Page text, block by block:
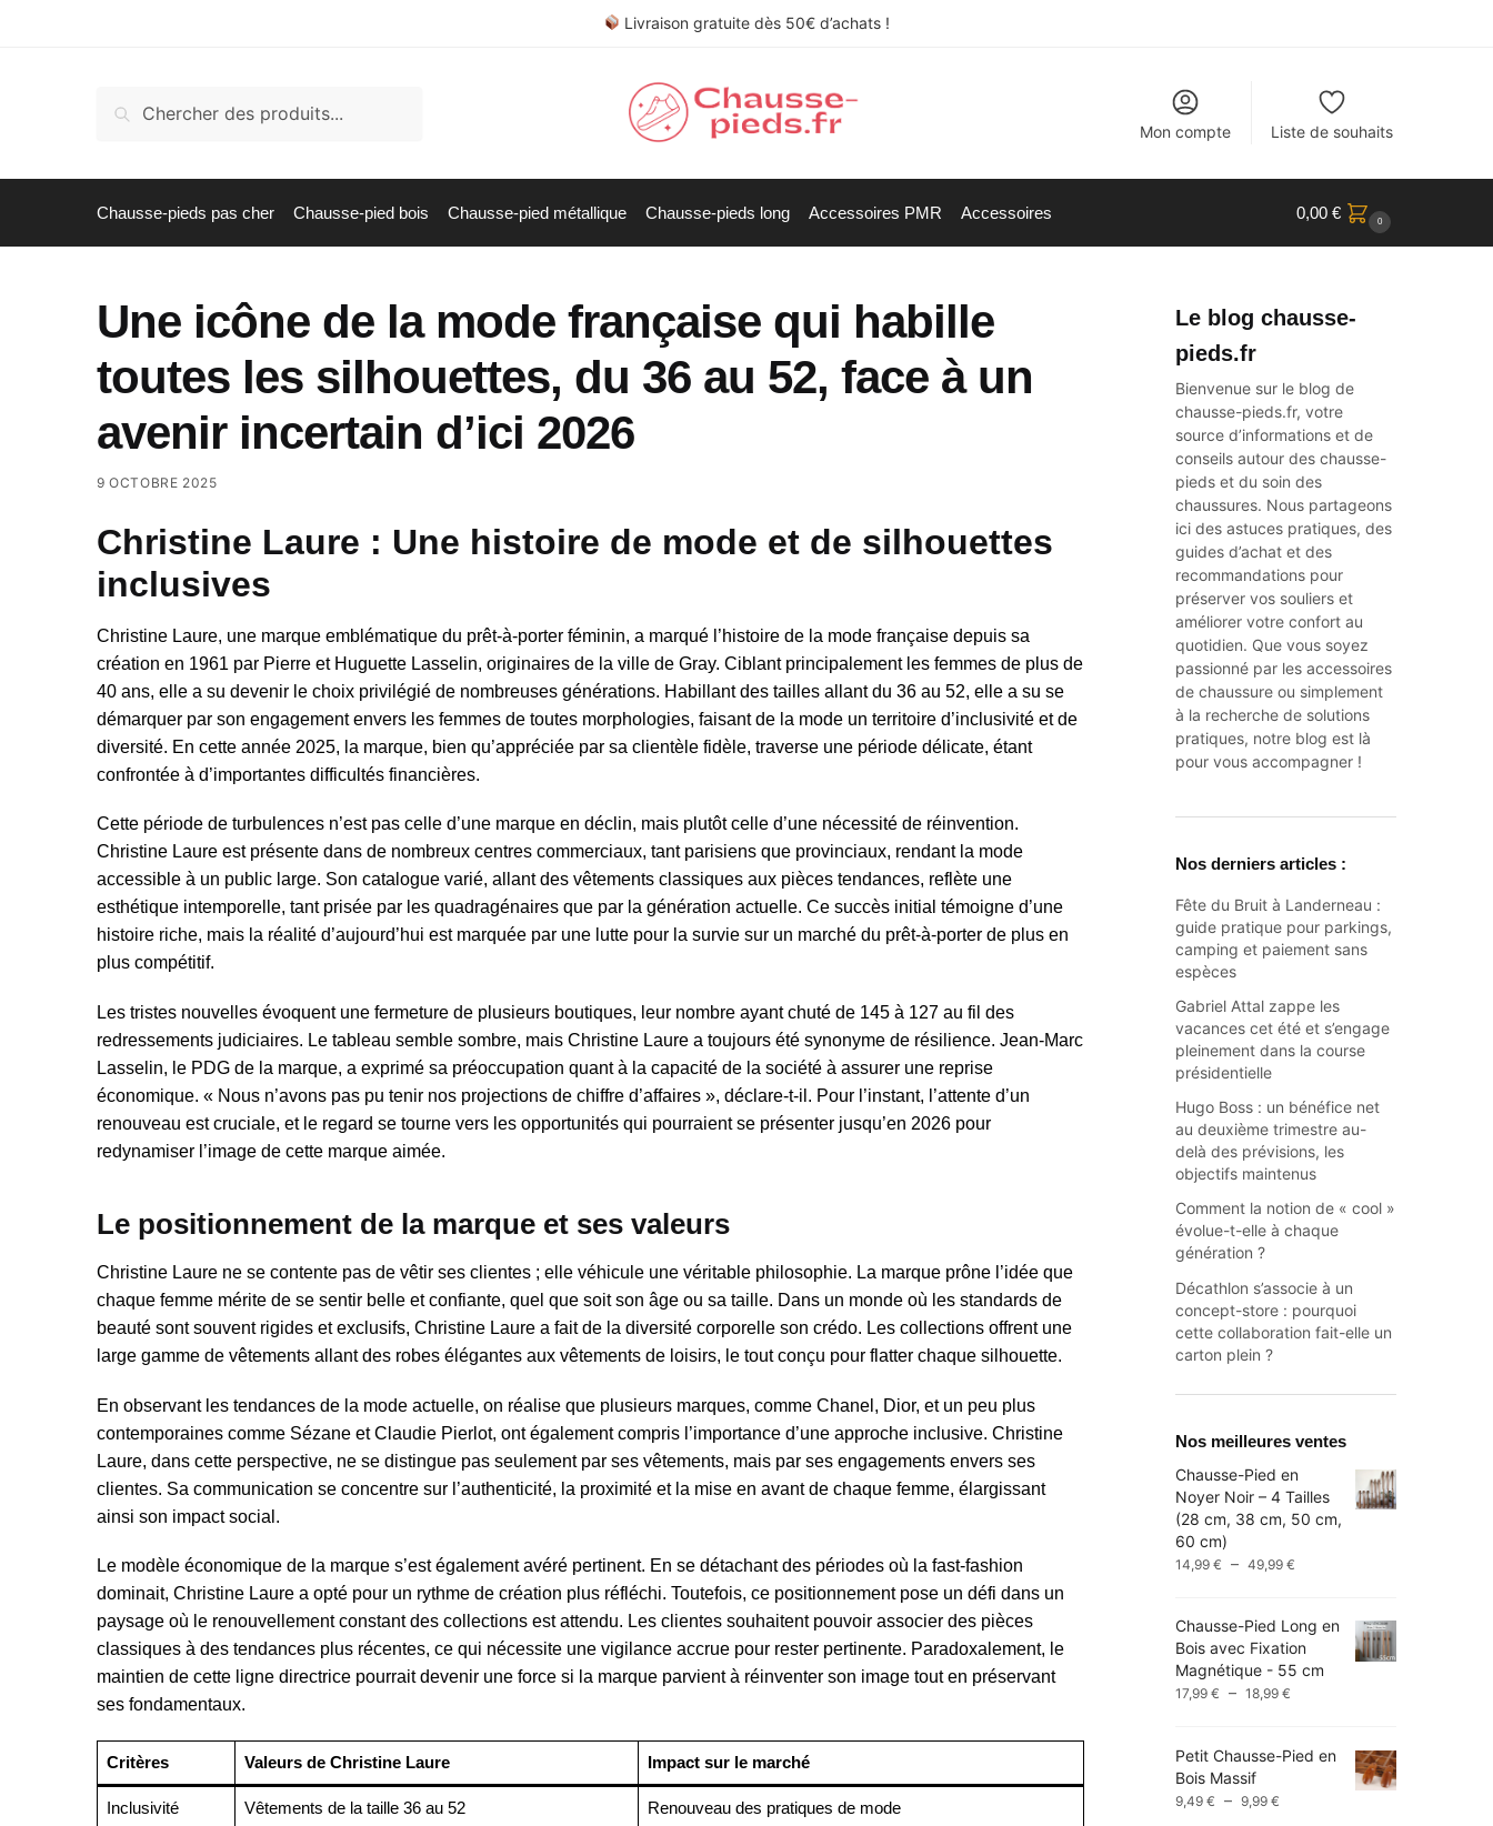
Livraison gratuite dès 50€ d’achats !
pour :
Recherche
Mon compte Liste de souhaits
Chausse-pieds pas cher Chausse-pied bois Chausse-pied métallique Chausse-pieds long Accessoires PMR Accessoires 0,00 € 0
Une icône de la mode française qui habille
toutes les silhouettes, du 36 au 52, face à un
avenir incertain d’ici 2026
9 OCTOBRE 2025
Christine Laure : Une histoire de mode et de silhouettes
inclusives
Christine Laure, une marque emblématique du prêt-à-porter féminin, a marqué l’histoire de la mode française depuis sa
création en 1961 par Pierre et Huguette Lasselin, originaires de la ville de Gray. Ciblant principalement les femmes de plus de
40 ans, elle a su devenir le choix privilégié de nombreuses générations. Habillant des tailles allant du 36 au 52, elle a su se
démarquer par son engagement envers les femmes de toutes morphologies, faisant de la mode un territoire d’inclusivité et de
diversité. En cette année 2025, la marque, bien qu’appréciée par sa clientèle fidèle, traverse une période délicate, étant
confrontée à d’importantes difficultés financières.
Cette période de turbulences n’est pas celle d’une marque en déclin, mais plutôt celle d’une nécessité de réinvention.
Christine Laure est présente dans de nombreux centres commerciaux, tant parisiens que provinciaux, rendant la mode
accessible à un public large. Son catalogue varié, allant des vêtements classiques aux pièces tendances, reflète une
esthétique intemporelle, tant prisée par les quadragénaires que par la génération actuelle. Ce succès initial témoigne d’une
histoire riche, mais la réalité d’aujourd’hui est marquée par une lutte pour la survie sur un marché du prêt-à-porter de plus en
plus compétitif.
Les tristes nouvelles évoquent une fermeture de plusieurs boutiques, leur nombre ayant chuté de 145 à 127 au fil des
redressements judiciaires. Le tableau semble sombre, mais Christine Laure a toujours été synonyme de résilience. Jean-Marc
Lasselin, le PDG de la marque, a exprimé sa préoccupation quant à la capacité de la société à assurer une reprise
économique. « Nous n’avons pas pu tenir nos projections de chiffre d’affaires », déclare-t-il. Pour l’instant, l’attente d’un
renouveau est cruciale, et le regard se tourne vers les opportunités qui pourraient se présenter jusqu’en 2026 pour
redynamiser l’image de cette marque aimée.
Le positionnement de la marque et ses valeurs
Christine Laure ne se contente pas de vêtir ses clientes ; elle véhicule une véritable philosophie. La marque prône l’idée que
chaque femme mérite de se sentir belle et confiante, quel que soit son âge ou sa taille. Dans un monde où les standards de
beauté sont souvent rigides et exclusifs, Christine Laure a fait de la diversité corporelle son crédo. Les collections offrent une
large gamme de vêtements allant des robes élégantes aux vêtements de loisirs, le tout conçu pour flatter chaque silhouette.
En observant les tendances de la mode actuelle, on réalise que plusieurs marques, comme Chanel, Dior, et un peu plus
contemporaines comme Sézane et Claudie Pierlot, ont également compris l’importance d’une approche inclusive. Christine
Laure, dans cette perspective, ne se distingue pas seulement par ses vêtements, mais par ses engagements envers ses
clientes. Sa communication se concentre sur l’authenticité, la proximité et la mise en avant de chaque femme, élargissant
ainsi son impact social.
Le modèle économique de la marque s’est également avéré pertinent. En se détachant des périodes où la fast-fashion
dominait, Christine Laure a opté pour un rythme de création plus réfléchi. Toutefois, ce positionnement pose un défi dans un
paysage où le renouvellement constant des collections est attendu. Les clientes souhaitent pouvoir associer des pièces
classiques à des tendances plus récentes, ce qui nécessite une vigilance accrue pour rester pertinente. Paradoxalement, le
maintien de cette ligne directrice pourrait devenir une force si la marque parvient à réinventer son image tout en préservant
ses fondamentaux.
Critères Valeurs de Christine Laure Impact sur le marché
Inclusivité Vêtements de la taille 36 au 52 Renouveau des pratiques de mode
Le blog chausse-
pieds.fr
Bienvenue sur le blog de
chausse-pieds.fr, votre
source d’informations et de
conseils autour deschausse-
pieds et du soin des
chaussures. Nous partageons
ici des astuces pratiques, des
guides d’achat et des
recommandations pour
préserver vos souliers et
améliorer votre confort au
quotidien. Que vous soyez
passionné par les accessoires
de chaussure ou simplement
à la recherche de solutions
pratiques, notre blog est là
pour vous accompagner !
Nos derniers articles :
Fête du Bruit à Landerneau :
guide pratique pour parkings,
camping et paiement sans
espèces
Gabriel Attal zappe les
vacances cet été et s’engage
pleinement dans la course
présidentielle
Hugo Boss : un bénéfice net
au deuxième trimestre au-
delà des prévisions, les
objectifs maintenus
Comment la notion de « cool »
évolue-t-elle à chaque
génération ?
Décathlon s’associe à un
concept-store : pourquoi
cette collaboration fait-elle un
carton plein ?
Nos meilleures ventes
Chausse-Pied en
Noyer Noir – 4 Tailles
(28 cm, 38 cm, 50 cm,
60 cm)
14,99€ – 49,99€
14,99 €
à
49,99 €
Chausse-Pied Long en
Bois avec Fixation
Magnétique - 55 cm
17,99€ – 18,99€
17,99 €
Petit Chausse-Pied en
Bois Massif
9,49€ – 9,99€